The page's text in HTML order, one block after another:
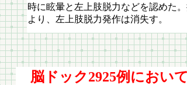
時に眩暈と左上肢脱力などを認めた
より、左上肢脱力発作は消失す。
脳ドック2925例におい